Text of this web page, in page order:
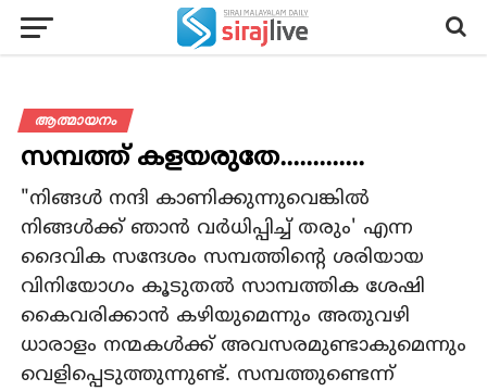
ആത്മായനം
സമ്പത്ത് കളയരുതേ.............
"നിങ്ങള്‍ നന്ദി കാണിക്കുന്നുവെങ്കില്‍
നിങ്ങള്‍ക്ക് ഞാന്‍ വര്‍ധിപ്പിച്ച് തരും' എന്ന
ദൈവിക സന്ദേശം സമ്പത്തിന്റെ ശരിയായ
വിനിയോഗം കൂടുതൽ സാമ്പത്തിക ശേഷി
കൈവരിക്കാൻ കഴിയുമെന്നും അതുവഴി
ധാരാളം നന്മകൾക്ക് അവസരമുണ്ടാകുമെന്നും
വെളിപ്പെടുത്തുന്നുണ്ട്. സമ്പത്തുണ്ടെന്ന്